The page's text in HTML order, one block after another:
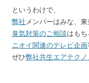
というわけで、
弊社メンバーはみな、東
臭気対策のご相談はもち
ニオイ関連のテレビ企画
ぜひ弊社共生エアテク